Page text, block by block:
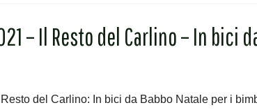
– Il Resto del Carlino – In bici
del Carlino: In bici da Babbo Natale per i